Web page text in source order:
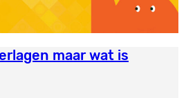
maar wat is